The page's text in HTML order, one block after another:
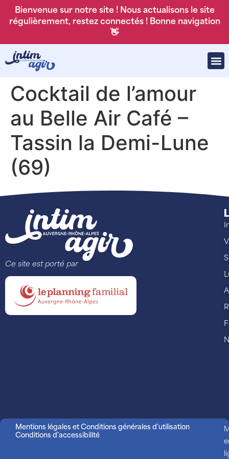
Bienvenue sur notre site ! Nous actualisons le site
régulièrement, restez connectés ! Bonne navigation
👋
Cocktail de l’amour
au Belle Air Café –
Tassin la Demi-Lune
(69)
Ce site est porté par
Mentions légales et Conditions générales d'utilisation
Conditions d'accessibilité